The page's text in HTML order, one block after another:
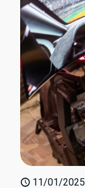
11/01/2025